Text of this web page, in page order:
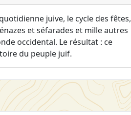
juive, le cycle des fêtes,
et séfarades et mille autres
occidental. Le résultat : ce
du peuple juif.